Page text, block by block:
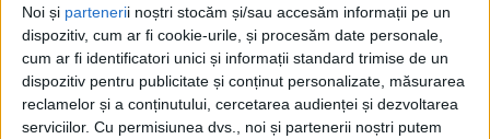
Noi și partenerii noștri stocăm și/sau accesăm informații pe un
dispozitiv, cum ar fi cookie-urile, și procesăm date personale,
cum ar fi identificatori unici și informații standard trimise de un
dispozitiv pentru publicitate și conținut personalizate, măsurarea
reclamelor și a conținutului, cercetarea audienței și dezvoltarea
serviciilor. Cu permisiunea dvs., noi și partenerii noștri putem
și va fi premiat cu 10.000 de lei de municipalitate.
Proiectul de hotărîre pe această temă va fi supus
aprobării Consiliului Local în ședința din această
lună. Proiectul va fi promovat de consilierii Ciprian
Anton și Ovidiu-Paul Hrițcu împreună cu primarul